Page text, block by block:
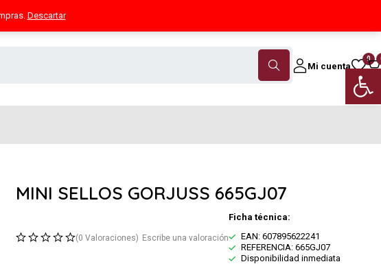
Abrir
Descartar
Mi cuenta
0
MINI SELLOS GORJUSS 665GJ07
(0 Valoraciones) Escribe una valoración
Ficha técnica:
EAN: 607895622241
REFERENCIA: 665GJ07
Disponibilidad inmediata